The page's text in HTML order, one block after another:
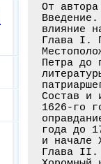
От
Глава I.
Петра до
Состав и
1626-го
года до
и
Глава II.